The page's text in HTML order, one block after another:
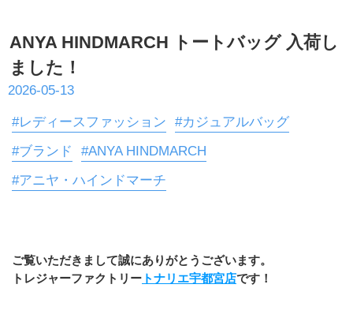
ANYA HINDMARCH トートバッグ 入荷し
ました！
2026-05-13
#レディースファッション
#カジュアルバッグ
#ブランド
#ANYA HINDMARCH
#アニヤ・ハインドマーチ
ご覧いただきまして誠にありがとうございます。
トレジャーファクトリー トナリエ宇都宮店です！